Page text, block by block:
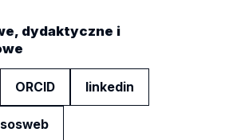
dydaktyczne i
ORCID linkedin